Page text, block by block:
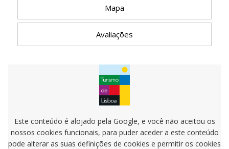
Mapa
Avaliações
Este conteúdo é alojado pela Google, e você não aceitou os
nossos cookies funcionais, para puder aceder a este conteúdo
pode alterar as suas definições de cookies e permitir os cookies